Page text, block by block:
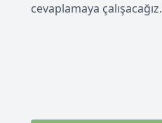
cevaplamaya çalışacağız.